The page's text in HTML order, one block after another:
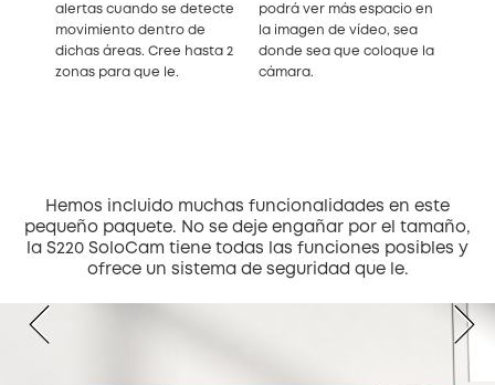
alertas cuando se detecte
movimiento dentro de
dichas áreas. Cree hasta 2
zonas para que le.
podrá ver más espacio en
la imagen de vídeo, sea
donde sea que coloque la
cámara.
Hemos incluido muchas funcionalidades en este
pequeño paquete. No se deje engañar por el tamaño,
la S220 SoloCam tiene todas las funciones posibles y
ofrece un sistema de seguridad que le.